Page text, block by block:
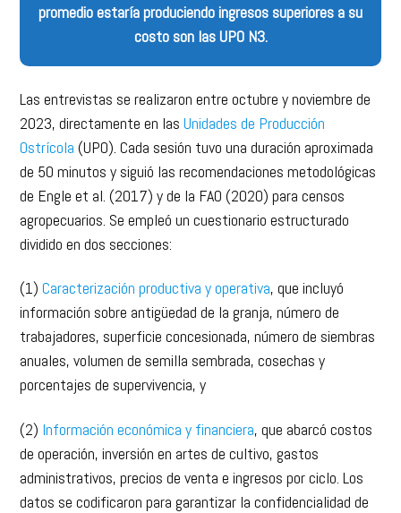
promedio estaría produciendo ingresos superiores a su
costo son las UPO N3.
Las entrevistas se realizaron entre octubre y noviembre de
2023, directamente en lasUnidades de Producción
Ostrícola (UPO). Cada sesión tuvo una duración aproximada
de 50 minutos y siguió las recomendaciones metodológicas
de Engle et al. (2017) y de la FAO (2020) para censos
agropecuarios. Se empleó un cuestionario estructurado
dividido en dos secciones:
(1)Caracterización productiva y operativa, que incluyó
información sobre antigüedad de la granja, número de
trabajadores, superficie concesionada, número de siembras
anuales, volumen de semilla sembrada, cosechas y
porcentajes de supervivencia, y
(2) Información económica y financiera, que abarcó costos
de operación, inversión en artes de cultivo, gastos
administrativos, precios de venta e ingresos por ciclo. Los
datos se codificaron para garantizar la confidencialidad de